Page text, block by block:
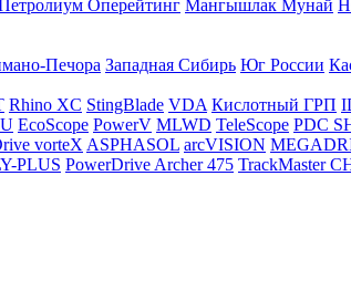
Оперейтинг Мангышлак Мунай
Печора Западная Сибирь Юг России
Rhino XC StingBlade VDA Кислотный ГРП
EcoScope PowerV MLWD TeleScope PDC
vorteX ASPHASOL arcVISION
PLUS PowerDrive Archer 475 TrackMaster